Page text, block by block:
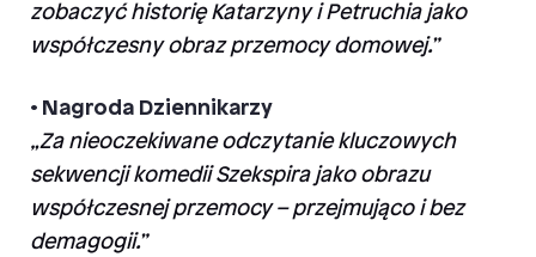
zobaczyć historię Katarzyny i Petruchia jako
współczesny obraz przemocy domowej.”
• Nagroda Dziennikarzy
„Za nieoczekiwane odczytanie kluczowych
sekwencji komedii Szekspira jako obrazu
współczesnej przemocy – przejmująco i bez
demagogii.”